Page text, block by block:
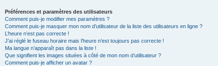
Préférences et paramètres des utilisateurs
Comment puis-je modifier mes paramètres ?
Comment puis-je masquer mon nom d’utilisateur de la liste des utilisateurs en ligne ?
L’heure n’est pas correcte !
J’ai réglé le fuseau horaire mais l’heure n’est toujours pas correcte !
Ma langue n’apparaît pas dans la liste !
Que signifient les images situées à côté de mon nom d’utilisateur ?
Comment puis-je afficher un avatar ?